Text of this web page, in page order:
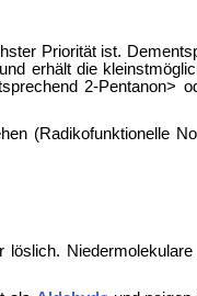
Priorität ist.
erhält die
2-Pentanon>
(Radikofunktionelle